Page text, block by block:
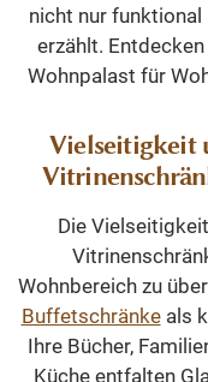
nicht nur funktional
erzählt.
Wohnpalast für
Vielseitigkeit
Die
Wohnbereich zu
Buffetschränkeals
Ihre Bücher,
Küche entfalten